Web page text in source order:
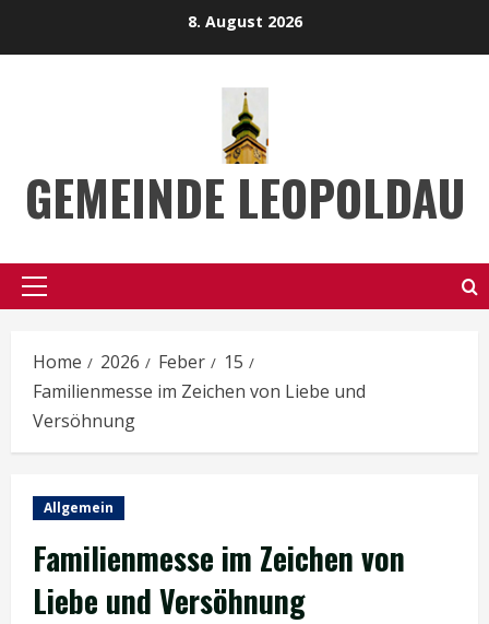
8. August 2026
GEMEINDE LEOPOLDAU
Primary
Home 2026 Feber
15
Familienmesse im Zeichen von Liebe und
Versöhnung
Allgemein
Familienmesse im Zeichen von
Liebe und Versöhnung